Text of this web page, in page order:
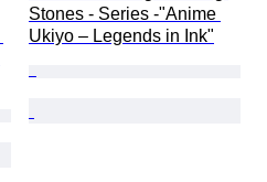
Stones - Series -"Anime
Ukiyo – Legends in Ink"